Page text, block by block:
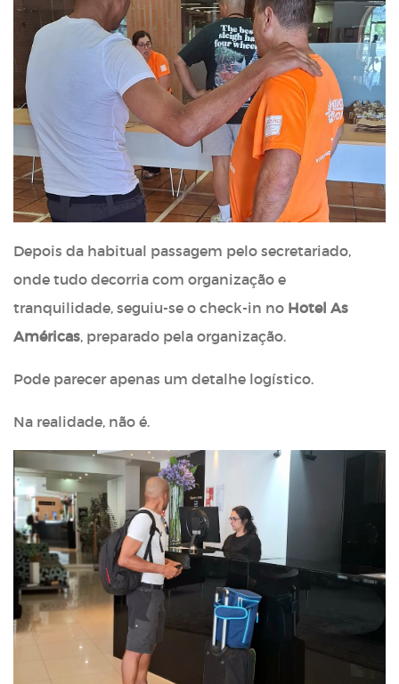
Depois da habitual passagem pelo secretariado,
onde tudo decorria com organização e
tranquilidade, seguiu-se o check-in no Hotel As
Américas, preparado pela organização.
Pode parecer apenas um detalhe logístico.
Na realidade, não é.